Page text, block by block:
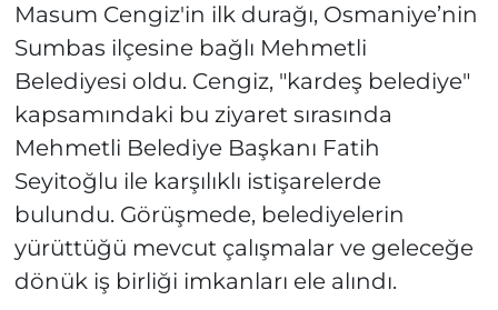
Masum Cengiz'in ilk durağı, Osmaniye’nin
Sumbas ilçesine bağlı Mehmetli
Belediyesi oldu. Cengiz, "kardeş belediye"
kapsamındaki bu ziyaret sırasında
Mehmetli Belediye Başkanı Fatih
Seyitoğlu ile karşılıklı istişarelerde
bulundu. Görüşmede, belediyelerin
yürüttüğü mevcut çalışmalar ve geleceğe
dönük iş birliği imkanları ele alındı.